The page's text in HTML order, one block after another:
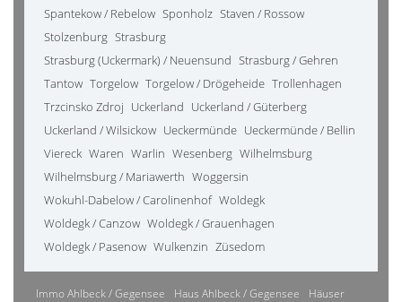
Spantekow / Rebelow Sponholz Staven / Rossow
Stolzenburg Strasburg
Strasburg (Uckermark) / Neuensund Strasburg / Gehren
Tantow Torgelow Torgelow / Drögeheide Trollenhagen
Trzcinsko Zdroj Uckerland Uckerland / Güterberg
Uckerland / Wilsickow Ueckermünde Ueckermünde / Bellin
Viereck Waren Warlin Wesenberg Wilhelmsburg
Wilhelmsburg / Mariawerth Woggersin
Wokuhl-Dabelow / Carolinenhof Woldegk
Woldegk / Canzow Woldegk / Grauenhagen
Woldegk / Pasenow Wulkenzin Züsedom
Immo Ahlbeck / Gegensee Haus Ahlbeck / Gegensee
Häuser